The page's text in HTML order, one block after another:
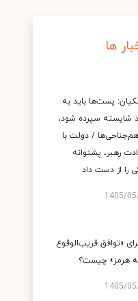
ها
پست‌ها باید به
شایسته سپرده شود،
/ دولت با
رهبر، پشتوانه
را از دست داد
1405/
«توافق قریب‌الوقوع
هرمز» چیست؟
1405/